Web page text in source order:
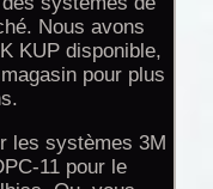
Nous avons
KUP disponible,
pour plus
les systèmes 3M
11 pour le